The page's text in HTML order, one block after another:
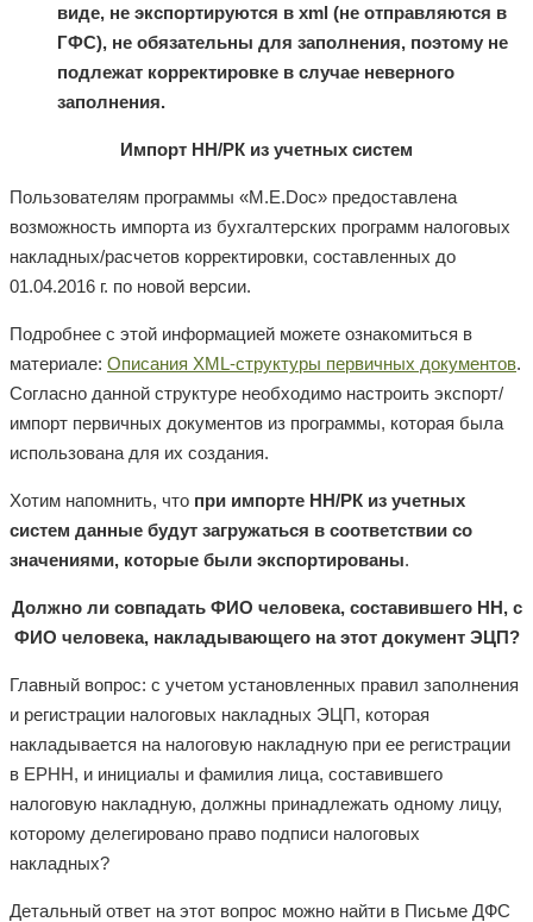
виде, не экспортируются в xml (не отправляются в
ГФС), не обязательны для заполнения, поэтому не
подлежат корректировке в случае неверного
заполнения.
Импорт НН/РК из учетных систем
Пользователям программы «M.E.Doc» предоставлена
возможность импорта из бухгалтерских программ налоговых
накладных/расчетов корректировки, составленных до
01.04.2016 г. по новой версии.
Подробнее с этой информацией можете ознакомиться в
материале: Описания XML-структуры первичных документов.
Согласно данной структуре необходимо настроить экспорт/
импорт первичных документов из программы, которая была
использована для их создания.
Хотим напомнить, что при импорте НН/РК из учетных
систем данные будут загружаться в соответствии со
значениями, которые были экспортированы.
Должно ли совпадать ФИО человека, составившего НН, с
ФИО человека, накладывающего на этот документ ЭЦП?
Главный вопрос: с учетом установленных правил заполнения
и регистрации налоговых накладных ЭЦП, которая
накладывается на налоговую накладную при ее регистрации
в ЕРНН, и инициалы и фамилия лица, составившего
налоговую накладную, должны принадлежать одному лицу,
которому делегировано право подписи налоговых
накладных?
Детальный ответ на этот вопрос можно найти в Письме ДФС